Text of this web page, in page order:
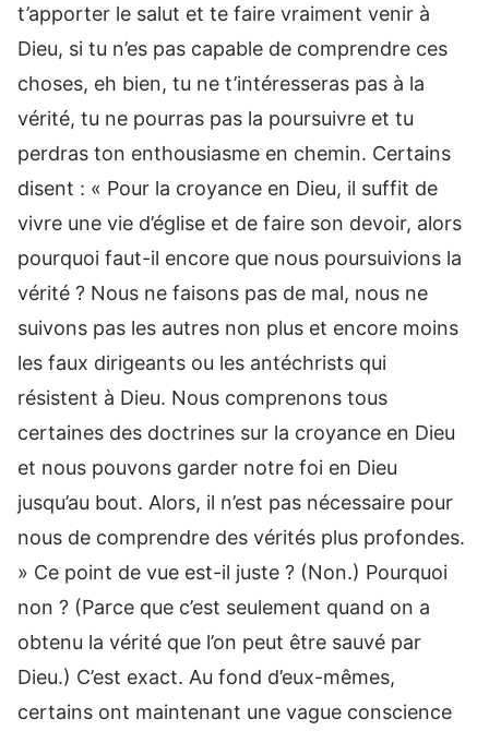
t’apporter le salut et te faire vraiment venir à
Dieu, si tu n’es pas capable de comprendre ces
choses, eh bien, tu ne t’intéresseras pas à la
vérité, tu ne pourras pas la poursuivre et tu
perdras ton enthousiasme en chemin. Certains
disent : « Pour la croyance en Dieu, il suffit de
vivre une vie d’église et de faire son devoir, alors
pourquoi faut-il encore que nous poursuivions la
vérité ? Nous ne faisons pas de mal, nous ne
suivons pas les autres non plus et encore moins
les faux dirigeants ou les antéchrists qui
résistent à Dieu. Nous comprenons tous
certaines des doctrines sur la croyance en Dieu
et nous pouvons garder notre foi en Dieu
jusqu’au bout. Alors, il n’est pas nécessaire pour
nous de comprendre des vérités plus profondes.
» Ce point de vue est-il juste ? (Non.) Pourquoi
non ? (Parce que c’est seulement quand on a
obtenu la vérité que l’on peut être sauvé par
Dieu.) C’est exact. Au fond d’eux-mêmes,
certains ont maintenant une vague conscience